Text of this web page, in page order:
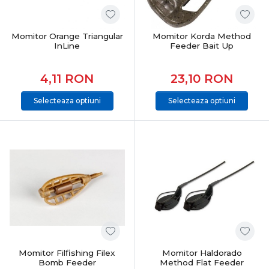
Feeder & staționar înseamnă precizie, răbdare și control
total. Alegerea echipamentelor potrivite îți oferă
sensibilitate maximă, adaptabilitate și șanse reale la
capturi constante, indiferent de condițiile de pescuit.
Momitor Orange Triangular
InLine
4,11 RON
Selecteaza optiuni
Momitor Korda Method
Feeder Bait Up
23,10 RON
Selecteaza optiuni
Momitor Filfishing Filex
Bomb Feeder
Momitor Haldorado
Method Flat Feeder